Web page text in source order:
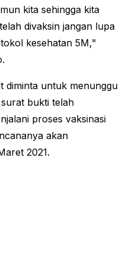
kita sehingga kita
divaksin jangan lupa
kesehatan 5M,"
diminta untuk menunggu
bukti telah
proses vaksinasi
akan
2021.